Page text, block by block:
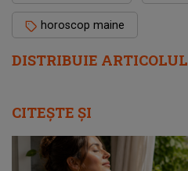
DISTRIBUIE ARTICOLUL
horoscop maine
CITEȘTE ȘI